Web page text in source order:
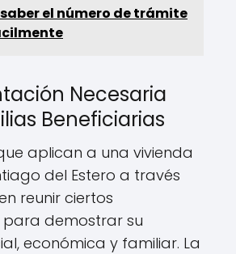
el número de trámite
Necesaria
Beneficiarias
aplican a una vivienda
del Estero a través
reunir ciertos
demostrar su
económica y familiar. La